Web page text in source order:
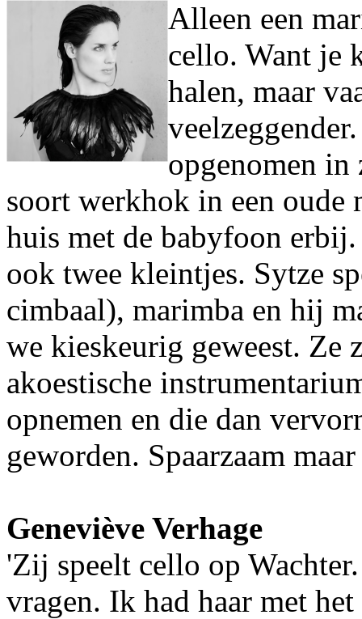
Alleen een
cello. Want je
halen, maar
opgenomen
soort werkhok in een
huis met de babyfoon
ook twee kleintjes. Sytze
cimbaal), marimba en hij
we kieskeurig geweest. Ze
akoestische
opnemen en die dan
geworden. Spaarzaam
Geneviève Verhage
'Zij speelt cello op
vragen. Ik had haar met